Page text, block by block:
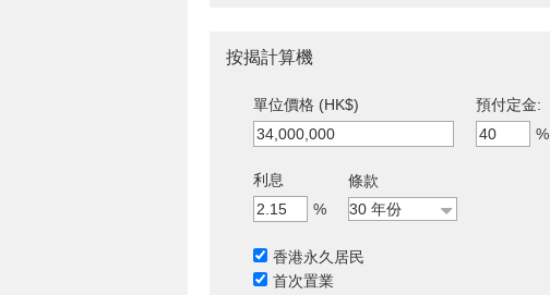
按揭計算機
單位價格 (HK$)
預付定金:
%
利息
%
條款
香港永久居民
首次置業